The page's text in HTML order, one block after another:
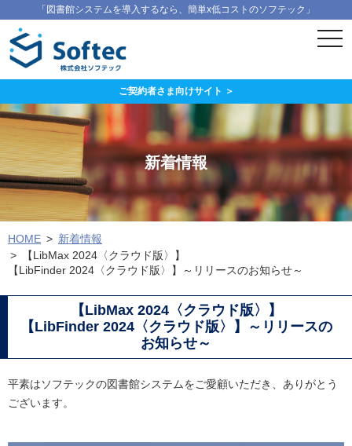
「図書館システムを導入するなら、簡単x低コストのソフテック」
ご契約者さま向けサイト ＞
新着情報
HOME
新着情報
【LibMax 2024〈クラウド版〉】
【LibFinder 2024〈クラウド版〉】～リリースのお知らせ～
【LibMax 2024〈クラウド版〉】
【LibFinder 2024〈クラウド版〉】～リリースの
お知らせ～
平素はソフテックの図書館システムをご愛顧いただき、ありがとう
ございます。
ス
マ
ニ
ュ
ー